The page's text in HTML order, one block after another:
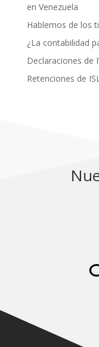
en Venezuela
Hablemos de los
¿La contabilidad
Declaraciones de
Retenciones de